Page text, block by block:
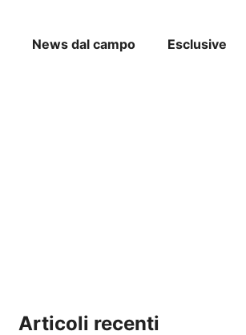
News dal campo Esclusive
Articoli recenti